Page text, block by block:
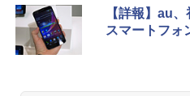
2
タッチペ
￥7,990
￥250
[Explicit]
￥1,112
富士山の天
￥770
エース)
【詳報】au
スマートフォ